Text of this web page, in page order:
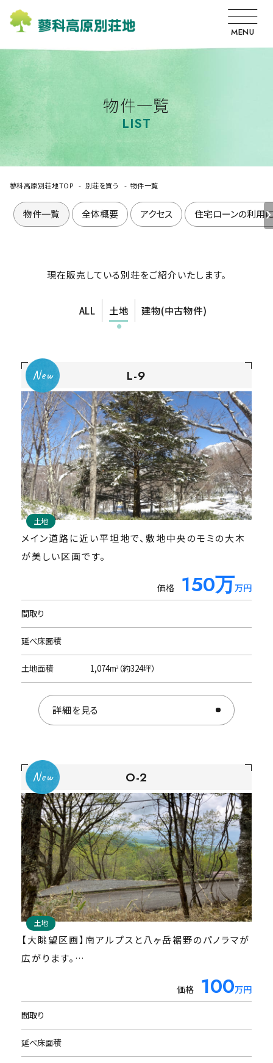
MENU
物件一覧
LIST
蓼科高原別荘地TOP 別荘を買う 物件一覧
物件一覧 全体概要 アクセス 住宅ローンの利用
現在販売している別荘をご紹介いたします。
ALL 土地 建物(中古物件)
A-1
建物(中古物件)
https://www.re-sort.jp/property/a-0522a
中古物件をご希望のお客様は
株式会社リゾートメンテナンス様ページをご覧くだ
さい。
価格 400万円
間取り
延べ床面積
土地面積 1012m2（約306.6坪）
詳細を見る
H-9
建物(中古物件)
https://www.re-sort.jp/property/a-0574a
中古物件をご希望のお客様は
株式会社リゾートメンテナンス様ページをご覧くだ
さい。
価格 600万円
間取り
延べ床面積
L-9
土地
メイン道路に近い平坦地で、敷地中央のモミの大木
が美しい区画です。
価格 150万万円
間取り
延べ床面積
土地面積 1,074m2 （約324坪）
詳細を見る
O-2
土地
【大眺望区画】南アルプスと八ヶ岳裾野のパノラマが
広がります。
南傾斜、南接道の土地のため車路確保のための造成
価格 100万円
間取り
延べ床面積